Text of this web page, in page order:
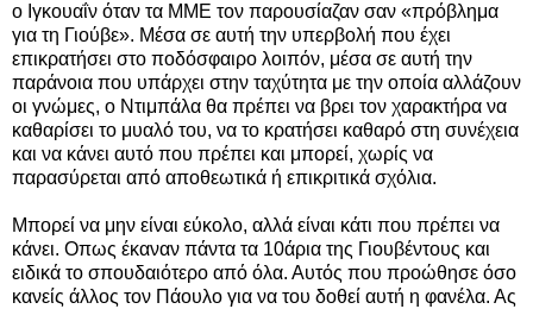
ο Ιγκουαΐν όταν τα ΜΜΕ τον παρουσίαζαν σαν «πρόβλημα
για τη Γιούβε». Μέσα σε αυτή την υπερβολή που έχει
επικρατήσει στο ποδόσφαιρο λοιπόν, μέσα σε αυτή την
παράνοια που υπάρχει στην ταχύτητα με την οποία αλλάζουν
οι γνώμες, ο Ντιμπάλα θα πρέπει να βρει τον χαρακτήρα να
καθαρίσει το μυαλό του, να το κρατήσει καθαρό στη συνέχεια
και να κάνει αυτό που πρέπει και μπορεί, χωρίς να
παρασύρεται από αποθεωτικά ή επικριτικά σχόλια.
Μπορεί να μην είναι εύκολο, αλλά είναι κάτι που πρέπει να
κάνει. Οπως έκαναν πάντα τα 10άρια της Γιουβέντους και
ειδικά το σπουδαιότερο από όλα. Αυτός που προώθησε όσο
κανείς άλλος τον Πάουλο για να του δοθεί αυτή η φανέλα. Ας